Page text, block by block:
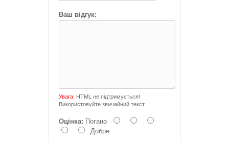
Ваш відгук:
Увага: HTML не підтримується!
Використовуйте звичайний текст.
Оцінка: Погано
Добре